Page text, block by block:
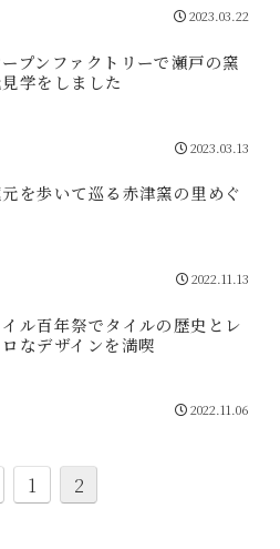
2023.03.22
プンファクトリーで瀬戸の窯
学をしました
2023.03.13
を歩いて巡る赤津窯の里めぐ
2022.11.13
イル百年祭でタイルの歴史とレ
ロなデザインを満喫
2022.11.06
1 2